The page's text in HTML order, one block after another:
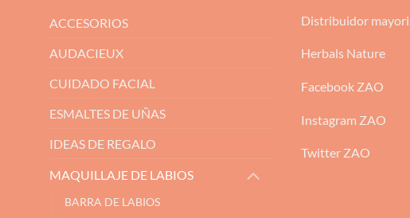
ACCESORIOS
AUDACIEUX
CUIDADO FACIAL
ESMALTES DE UÑAS
IDEAS DE REGALO
MAQUILLAJE DE LABIOS
BARRA DE LABIOS
Distribuidor
Herbals Nature
Facebook ZAO
Instagram ZAO
Twitter ZAO